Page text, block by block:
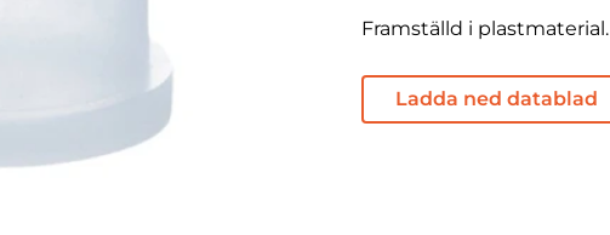
Framställd i plastmaterial.
Ladda ned datablad